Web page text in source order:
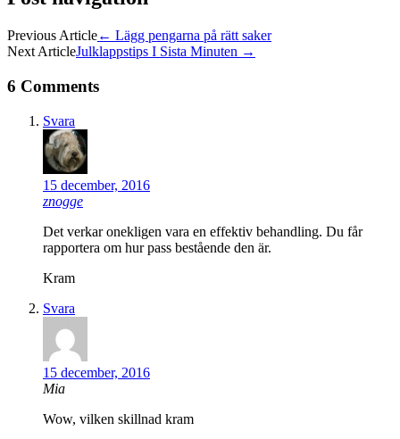
Previous Article← Lägg pengarna på rätt saker
Next ArticleJulklappstips I Sista Minuten →
6 Comments
Svara
15 december, 2016
znogge
Det verkar onekligen vara en effektiv behandling. Du får
rapportera om hur pass bestående den är.
Kram
Svara
15 december, 2016
Mia
Wow, vilken skillnad kram